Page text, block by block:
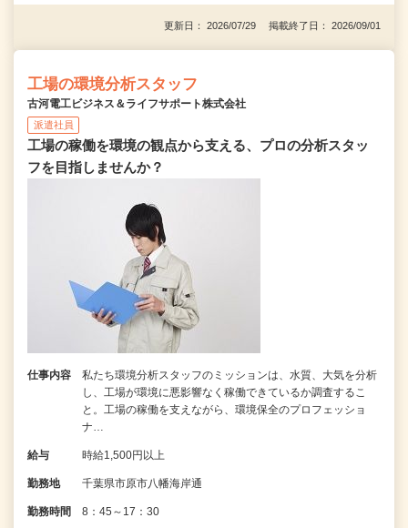
更新日： 2026/07/29 掲載終了日： 2026/09/01
工場の環境分析スタッフ
古河電工ビジネス＆ライフサポート株式会社
派遣社員
工場の稼働を環境の観点から支える、プロの分析スタッ
フを目指しませんか？
仕事内容
私たち環境分析スタッフのミッションは、水質、大気を分析
し、工場が環境に悪影響なく稼働できているか調査するこ
と。工場の稼働を支えながら、環境保全のプロフェッショ
ナ…
給与 時給1,500円以上
勤務地 千葉県市原市八幡海岸通
勤務時間 8：45～17：30